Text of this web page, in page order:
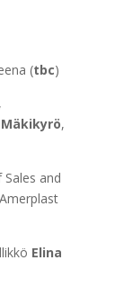
(tbc)
,
and
Elina